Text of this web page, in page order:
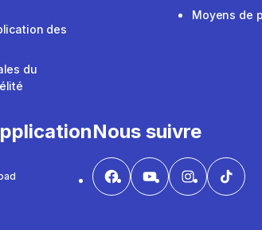
des
du
Moyens de
Nous suivre